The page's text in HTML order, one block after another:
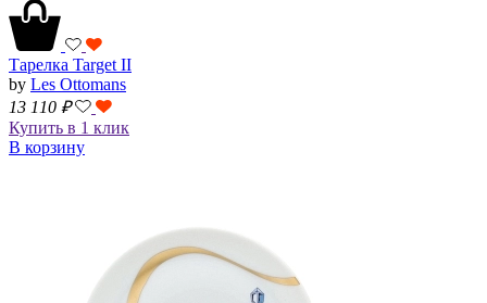
Тарелка Target II
by Les Ottomans
13 110 ₽
Купить в 1 клик
В корзину